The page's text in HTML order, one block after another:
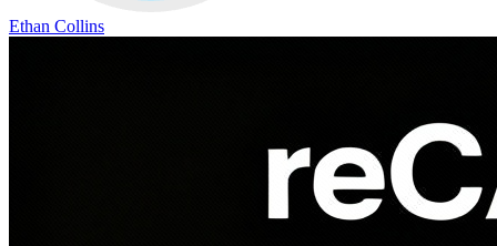
Ethan Collins